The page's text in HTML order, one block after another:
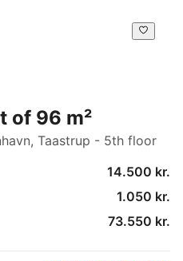
of 96 m²
Taastrup - 5th floor
14.500 kr.
1.050 kr.
73.550 kr.